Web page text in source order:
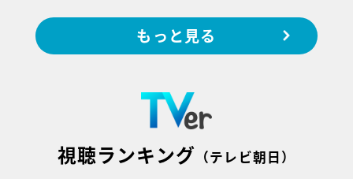
もっと見る
視聴ランキング （テレビ朝日）